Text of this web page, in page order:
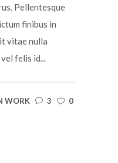
Pellentesque
finibus in
vitae nulla
felis id...
WORK 3
0